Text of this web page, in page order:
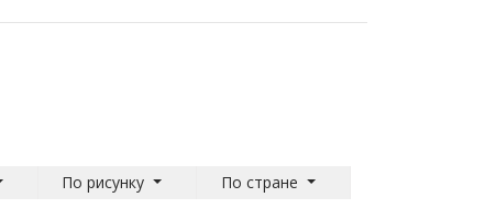
По рисунку По стране